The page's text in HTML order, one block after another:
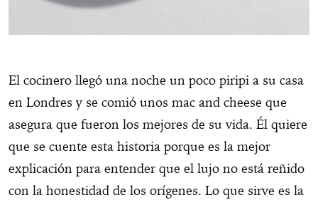
El cocinero llegó una noche un poco piripi a su casa
en Londres y se comió unos mac and cheese que
asegura que fueron los mejores de su vida. Él quiere
que se cuente esta historia porque es la mejor
explicación para entender que el lujo no está reñido
con la honestidad de los orígenes. Lo que sirve es la